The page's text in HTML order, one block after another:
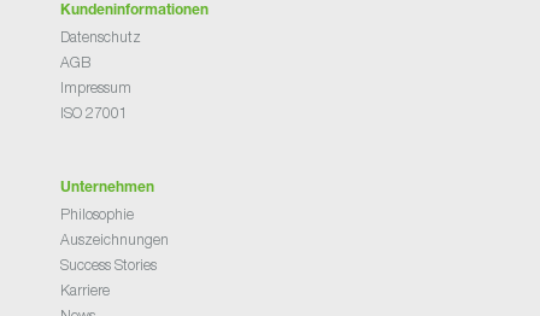
Kundeninformationen
Datenschutz
AGB
Impressum
ISO 27001
Unternehmen
Philosophie
Auszeichnungen
Success Stories
Karriere